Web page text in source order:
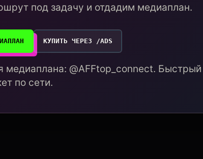
под задачу и отдадим медиаплан.
КУПИТЬ ЧЕРЕЗ /ADS
медиаплана: @AFFtop_connect. Быстрый
по сети.